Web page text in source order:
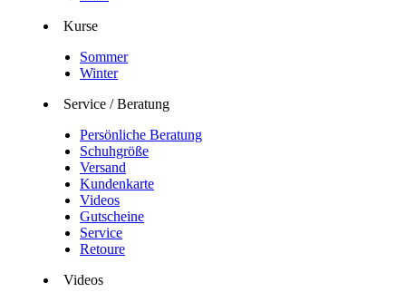
Kurse
Sommer
Winter
Service / Beratung
Persönliche Beratung
Schuhgröße
Versand
Kundenkarte
Videos
Gutscheine
Service
Retoure
Videos